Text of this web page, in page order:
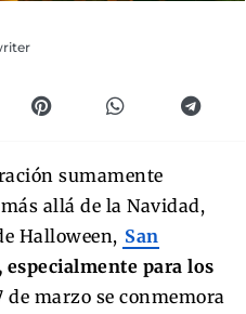
sumamente
allá de la Navidad,
Halloween, San
especialmente para los
de marzo se conmemora